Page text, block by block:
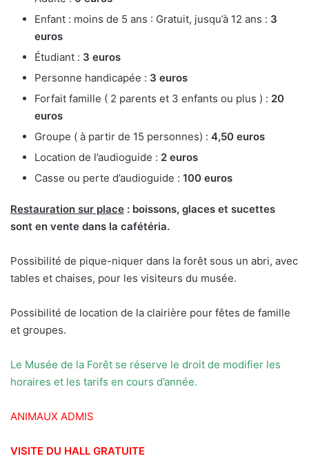
Enfant : moins de 5 ans : Gratuit, jusqu’à 12 ans : 3
euros
Étudiant : 3 euros
Personne handicapée : 3 euros
Forfait famille ( 2 parents et 3 enfants ou plus ) : 20
euros
Groupe ( à partir de 15 personnes) : 4,50 euros
Location de l’audioguide : 2 euros
Casse ou perte d’audioguide : 100 euros
Restauration sur place : boissons, glaces et sucettes
sont en vente dans la cafétéria.
Possibilité de pique-niquer dans la forêt sous un abri, avec
tables et chaises, pour les visiteurs du musée.
Possibilité de location de la clairière pour fêtes de famille
et groupes.
Le Musée de la Forêt se réserve le droit de modifier les
horaires et les tarifs en cours d’année.
ANIMAUX ADMIS
VISITE DU HALL GRATUITE